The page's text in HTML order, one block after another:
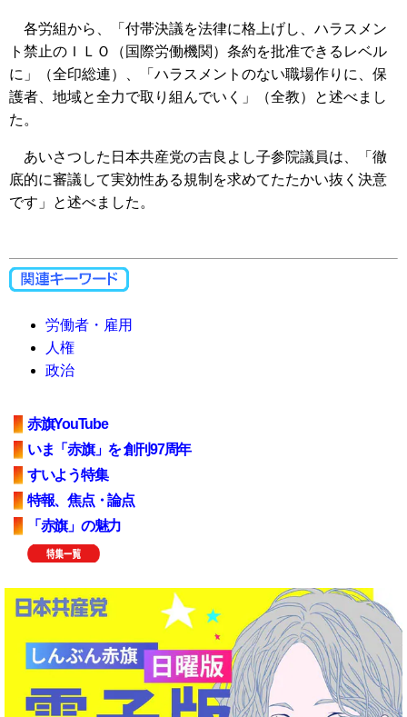
各労組から、「付帯決議を法律に格上げし、ハラスメン
ト禁止のＩＬＯ（国際労働機関）条約を批准できるレベル
に」（全印総連）、「ハラスメントのない職場作りに、保
護者、地域と全力で取り組んでいく」（全教）と述べまし
た。
あいさつした日本共産党の吉良よし子参院議員は、「徹
底的に審議して実効性ある規制を求めてたたかい抜く決意
です」と述べました。
労働者・雇用
人権
政治
赤旗YouTube
いま「赤旗」を 創刊97周年
すいよう特集
特報、焦点・論点
「赤旗」の魅力